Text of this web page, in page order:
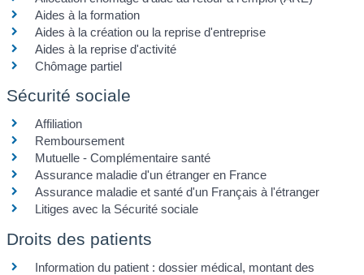
Aides à la formation
Aides à la création ou la reprise d'entreprise
Aides à la reprise d'activité
Chômage partiel
Sécurité sociale
Affiliation
Remboursement
Mutuelle - Complémentaire santé
Assurance maladie d'un étranger en France
Assurance maladie et santé d'un Français à l'étranger
Litiges avec la Sécurité sociale
Droits des patients
Information du patient : dossier médical, montant des